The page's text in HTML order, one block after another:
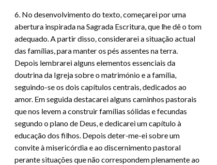
6. No desenvolvimento do texto, começarei por uma
abertura inspirada na Sagrada Escritura, que lhe dê o tom
adequado. A partir disso, considerarei a situação actual
das famílias, para manter os pés assentes na terra.
Depois lembrarei alguns elementos essenciais da
doutrina da Igreja sobre o matrimónio e a família,
seguindo-se os dois capítulos centrais, dedicados ao
amor. Em seguida destacarei alguns caminhos pastorais
que nos levem a construir famílias sólidas e fecundas
segundo o plano de Deus, e dedicarei um capítulo à
educação dos filhos. Depois deter-me-ei sobre um
convite à misericórdia e ao discernimento pastoral
perante situações que não correspondem plenamente ao